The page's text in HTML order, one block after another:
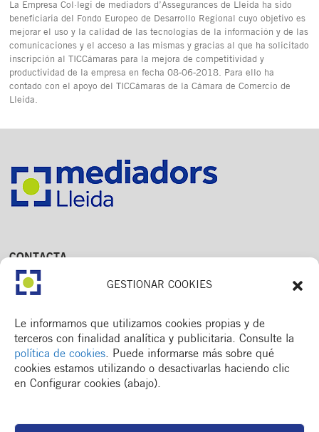
GESTIONAR COOKIES
Le informamos que utilizamos cookies propias y de
terceros con finalidad analítica y publicitaria. Consulte la
política de cookies. Puede informarse más sobre qué
cookies estamos utilizando o desactivarlas haciendo clic
en Configurar cookies (abajo).
La Empresa Col·legi de mediadors d’Assegurances de Lleida ha sido
beneficiaria del Fondo Europeo de Desarrollo Regional cuyo objetivo es
mejorar el uso y la calidad de las tecnologías de la información y de las
comunicaciones y el acceso a las mismas y gracias al que ha solicitado
inscripción al TICCámaras para la mejora de competitividad y
productividad de la empresa en fecha 08-06-2018. Para ello ha
contado con el apoyo del TICCámaras de la Cámara de Comercio de
Lleida.
CONTACTA
Av. Dr. Fleming, 15,
2n. 1a
T. 973 245 133
M. 672 018 236
Colegio